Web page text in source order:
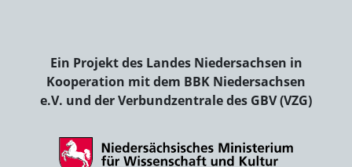
Ein Projekt des Landes Niedersachsen in
Kooperation mit dem BBK Niedersachsen
e.V. und der Verbundzentrale des GBV (VZG)